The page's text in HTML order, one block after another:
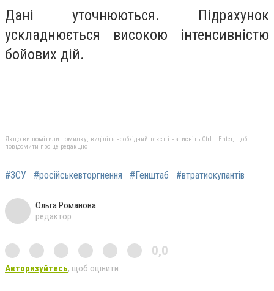
Дані уточнюються. Підрахунок
ускладнюється високою інтенсивністю
бойових дій.
Якщо ви помітили помилку, виділіть необхідний текст і натисніть Ctrl + Enter, щоб
повідомити про це редакцію
#ЗСУ #російськевторгнення #Генштаб #втратиокупантів
Ольга Романова
редактор
0,0
Авторизуйтесь, щоб оцінити